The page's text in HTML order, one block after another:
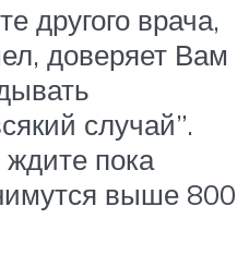
другого врача,
доверяет Вам
случай”.
пока
выше 800